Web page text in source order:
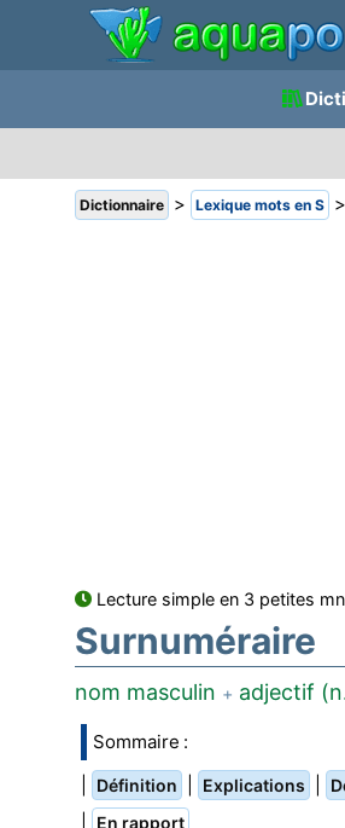
Dictionnaire > Lexique mots en S >
Lecture simple en 3 petites
Surnuméraire
nom masculin + adjectif
Sommaire :
Définition Explications
En rapport